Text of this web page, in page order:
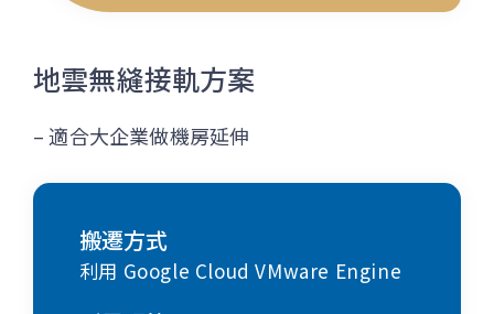
地雲無縫接軌方案
– 適合大企業做機房延伸
搬遷方式
利用 Google Cloud VMware Engine